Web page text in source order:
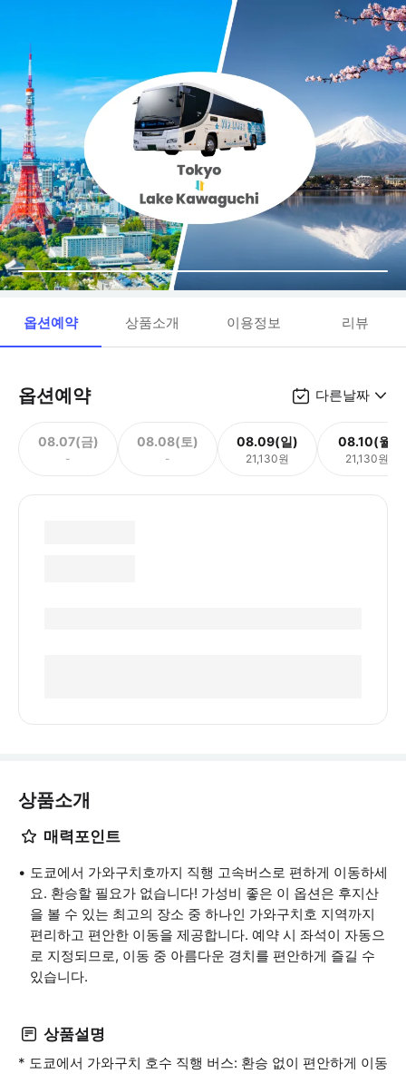
옵션예약 상품소개 이용정보 리뷰
옵션예약 다른날짜
08.07(금)
-
08.08(토)
-
08.09(일)
21,130원
08.10(월)
21,130원
상품소개
매력포인트
도쿄에서 가와구치호까지 직행 고속버스로 편하게 이동하세
요. 환승할 필요가 없습니다! 가성비 좋은 이 옵션은 후지산
을 볼 수 있는 최고의 장소 중 하나인 가와구치호 지역까지
편리하고 편안한 이동을 제공합니다. 예약 시 좌석이 자동으
로 지정되므로, 이동 중 아름다운 경치를 편안하게 즐길 수
있습니다.
상품설명
* 도쿄에서 가와구치 호수 직행 버스: 환승 없이 편안하게 이동